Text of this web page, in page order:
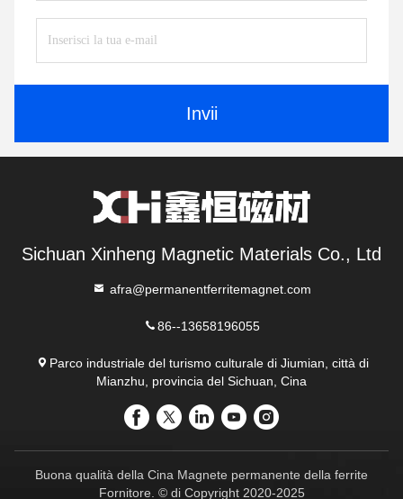
Invii
Sichuan Xinheng Magnetic Materials Co., Ltd
afra@permanentferritemagnet.com
86--13658196055
Parco industriale del turismo culturale di Jiumian, città di
Mianzhu, provincia del Sichuan, Cina
Buona qualità della Cina Magnete permanente della ferrite
Fornitore. © di Copyright 2020-2025